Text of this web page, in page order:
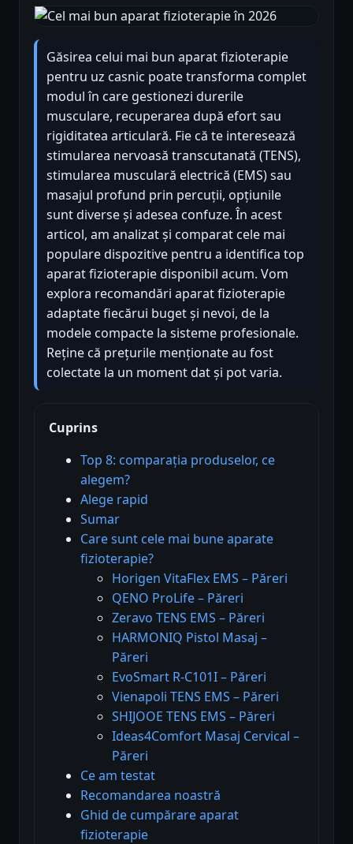
Găsirea celui mai bun aparat fizioterapie
pentru uz casnic poate transforma complet
modul în care gestionezi durerile
musculare, recuperarea după efort sau
rigiditatea articulară. Fie că te interesează
stimularea nervoasă transcutanată (TENS),
stimularea musculară electrică (EMS) sau
masajul profund prin percuții, opțiunile
sunt diverse și adesea confuze. În acest
articol, am analizat și comparat cele mai
populare dispozitive pentru a identifica top
aparat fizioterapie disponibil acum. Vom
explora recomandări aparat fizioterapie
adaptate fiecărui buget și nevoi, de la
modele compacte la sisteme profesionale.
Reține că prețurile menționate au fost
colectate la un moment dat și pot varia.
Cuprins
Top 8: comparația produselor, ce
alegem?
Alege rapid
Sumar
Care sunt cele mai bune aparate
fizioterapie?
Horigen VitaFlex EMS – Păreri
QENO ProLife – Păreri
Zeravo TENS EMS – Păreri
HARMONIQ Pistol Masaj –
Păreri
EvoSmart R-C101I – Păreri
Vienapoli TENS EMS – Păreri
SHIJOOE TENS EMS – Păreri
Ideas4Comfort Masaj Cervical –
Păreri
Ce am testat
Recomandarea noastră
Ghid de cumpărare aparat
fizioterapie